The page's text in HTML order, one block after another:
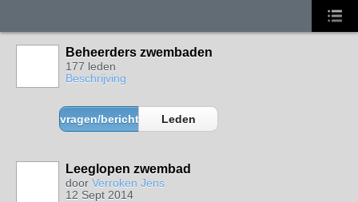
Beheerders zwembaden
177 leden
Beschrijving
vragen/berichten Leden
Leeglopen zwembad
door Verroken Jens
12 Sept 2014